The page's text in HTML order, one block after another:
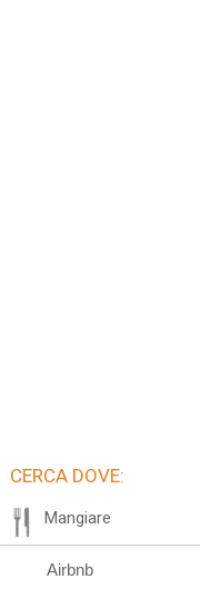
CERCA DOVE:
Mangiare
Airbnb